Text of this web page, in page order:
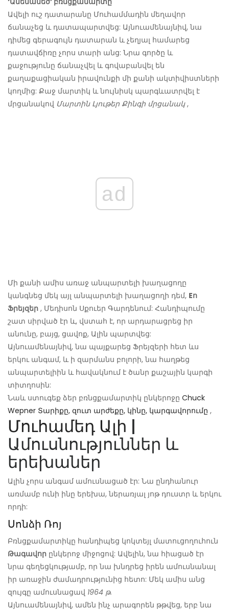
Ավելի ուշ դատարանը Մուհամմադին մեղավոր
ճանաչեց և դատապարտվեց: Այնուամենայնիվ, նա
դիմեց գերագույն դատարան և չեղյալ համարեց
դատավճիռը չորս տարի անց: Նրա գործը և
քաջությունը ճանաչվել և գովաբանվել են
քաղաքացիական իրավունքի մի քանի ակտիվիստների
կողմից: Քաջ մարտիկ և նույնիսկ պարգևատրվել է
մրցանակով Մարտին Լյութեր Քինգի մրցանակ,
ad
Մի քանի ամիս առաջ անպարտելի խաղացողը
կանգնեց մեկ այլ անպարտելի խաղացողի դեմ, Eո
Ֆրեյզեր , Մեդիսոն Սքուեր Գարդենում: Հանդիպումը
շատ սիրված էր և, վստահ է, որ արդարացրեց իր
անունը, բայց, ցավոք, Ալին պարտվեց:
Այնուամենայնիվ, նա պայքարեց Ֆրեյզերի հետ ևս
երկու անգամ, և ի զարմանս բոլորի, նա հաղթեց
անպարտելիին և հավակնում է ծանր քաշային կարգի
տիտղոսին:
Նաև ստուգեք ձեր բռնցքամարտիկ ընկերոջը Chuck
Wepner Տարիքը, զուտ արժեքը, կինը, կարգավորումը ,
Մուհամեդ Ալի |
Ամուսնություններ և
երեխաներ
Ալին չորս անգամ ամուսնացած էր: Նա ընդհանուր
առմամբ ունի ինը երեխա, ներառյալ յոթ դուստր և երկու
որդի:
Սոնձի Ռոյ
Բռնցքամարտիկը հանդիպեց կոկտեյլ մատուցողուհուն
Թագավոր ընկերոջ միջոցով: Ավելին, նա հիացած էր
նրա գեղեցկությամբ, որ նա խնդրեց իրեն ամուսնանալ
իր առաջին ժամադրությունից հետո: Մեկ ամիս անց
զույգը ամուսնացավ 1964 թ.
Այնուամենայնիվ, ամեն ինչ արագորեն թթվեց, երբ նա